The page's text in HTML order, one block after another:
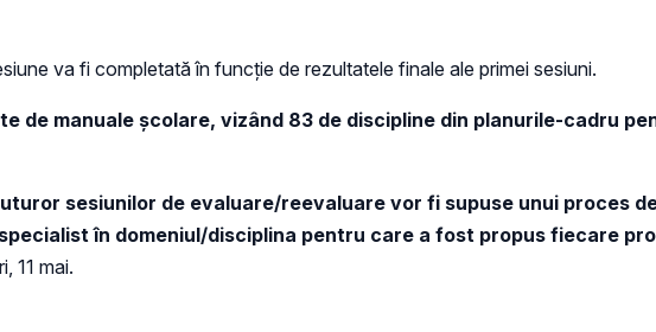
va fi completată în funcție de rezultatele finale ale primei sesiuni.
de manuale școlare, vizând 83 de discipline din planurile-cadru
sesiunilor de evaluare/reevaluare vor fi supuse unui proces
în domeniul/disciplina pentru care a fost propus fiecare
11 mai.